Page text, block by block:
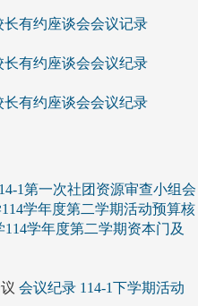
长有约座谈会会议记录
长有约座谈会会议纪录
长有约座谈会会议纪录
1第一次社团资源审查小组会
学年度第二学期活动预算核
114学年度第二学期资本门及
会议纪录 114-1下学期活动